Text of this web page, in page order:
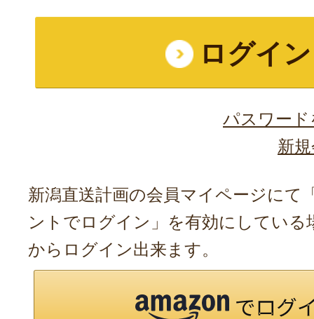
パスワー
新
新潟直送計画の会員マイページにて
ントでログイン」を有効にしている
からログイン出来ます。